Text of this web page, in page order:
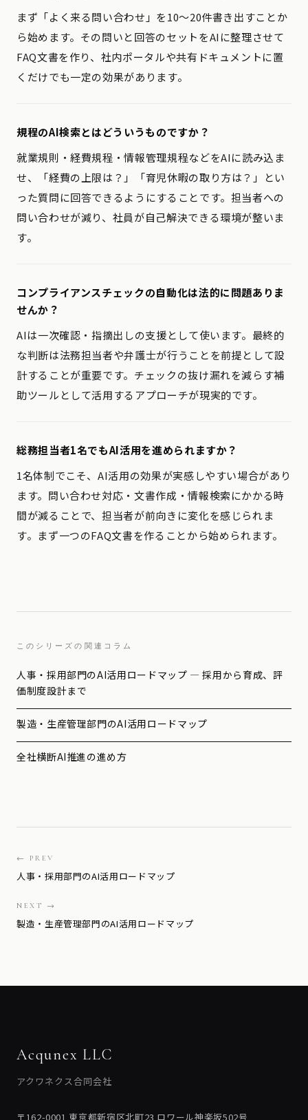
まず「よく来る問い合わせ」を10〜20件書き出すことか
ら始めます。その問いと回答のセットをAIに整理させて
FAQ文書を作り、社内ポータルや共有ドキュメントに置
くだけでも一定の効果があります。
規程のAI検索とはどういうものですか？
就業規則・経費規程・情報管理規程などをAIに読み込ま
せ、「経費の上限は？」「育児休暇の取り方は？」とい
った質問に回答できるようにすることです。担当者への
問い合わせが減り、社員が自己解決できる環境が整いま
す。
コンプライアンスチェックの自動化は法的に問題ありま
せんか？
AIは一次確認・指摘出しの支援として使います。最終的
な判断は法務担当者や弁護士が行うことを前提として設
計することが重要です。チェックの抜け漏れを減らす補
助ツールとして活用するアプローチが現実的です。
総務担当者1名でもAI活用を進められますか？
1名体制でこそ、AI活用の効果が実感しやすい場合があり
ます。問い合わせ対応・文書作成・情報検索にかかる時
間が減ることで、担当者が前向きに変化を感じられま
す。まず一つのFAQ文書を作ることから始められます。
このシリーズの関連コラム
人事・採用部門のAI活用ロードマップ — 採用から育成、評
価制度設計まで
製造・生産管理部門のAI活用ロードマップ
全社横断AI推進の進め方
← PREV
人事・採用部門のAI活用ロードマップ
NEXT →
製造・生産管理部門のAI活用ロードマップ
Acqunex LLC
アクワネクス合同会社
〒162-0001 東京都新宿区北町23 ロワール神楽坂502号